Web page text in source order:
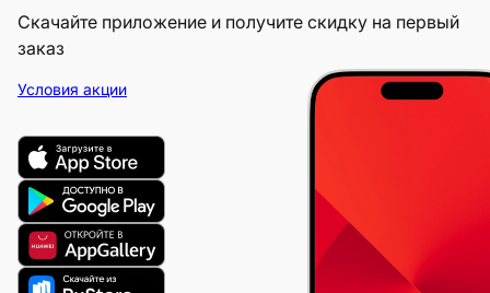
Скачайте приложение и получите скидку на первый
заказ
Условия акции